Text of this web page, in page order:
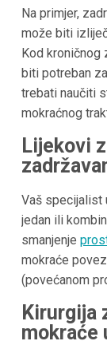
Na primjer,
može biti
Kod kroničnog
biti potreban
trebati naučiti
mokraćnog
Lijekovi
Vaš specijalist
jedan ili
smanjenje
mokraće
(povećanom
Kirurgija
mokraće